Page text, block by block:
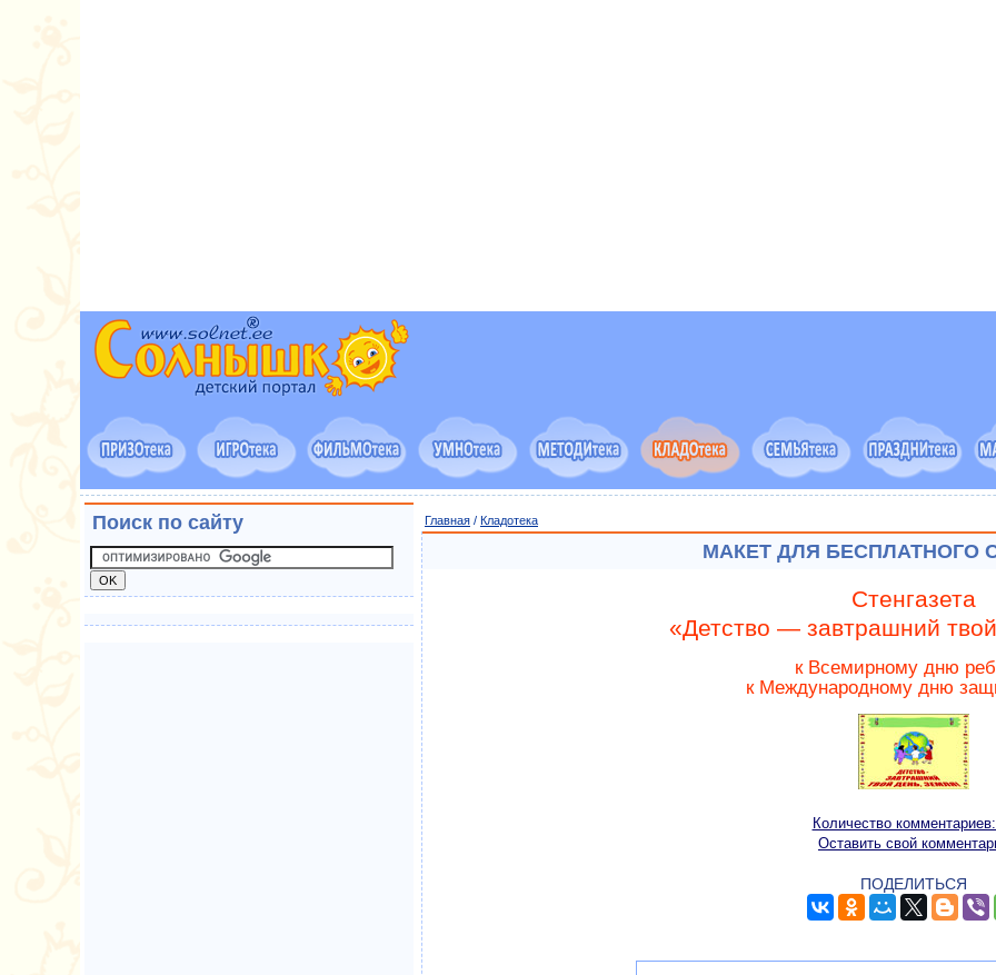
Главная / Кладотека
МАКЕТ ДЛЯ БЕСПЛАТНОГО
Cтенгазета
«Детство — завтрашний
к Всемирному дню
к Международному дню
Количество
Оставить свой
ПОДЕЛИТЬСЯ
Поиск по сайту